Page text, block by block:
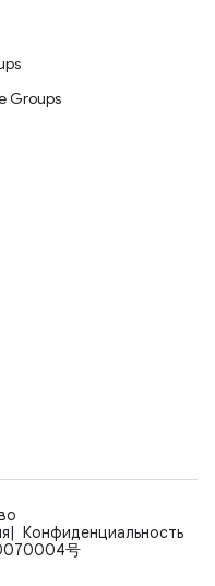
Groups
Конфиденциальность
号